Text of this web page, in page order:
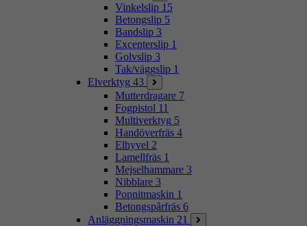
Vinkelslip 15
Betongslip 5
Bandslip 3
Excenterslip 1
Golvslip 3
Tak/väggslip 1
Elverktyg 43
Mutterdragare 7
Fogpistol 11
Multiverktyg 5
Handöverfräs 4
Elhyvel 2
Lamellfräs 1
Mejselhammare 3
Nibblare 3
Popnitmaskin 1
Betongspårfräs 6
Anläggningsmaskin 21